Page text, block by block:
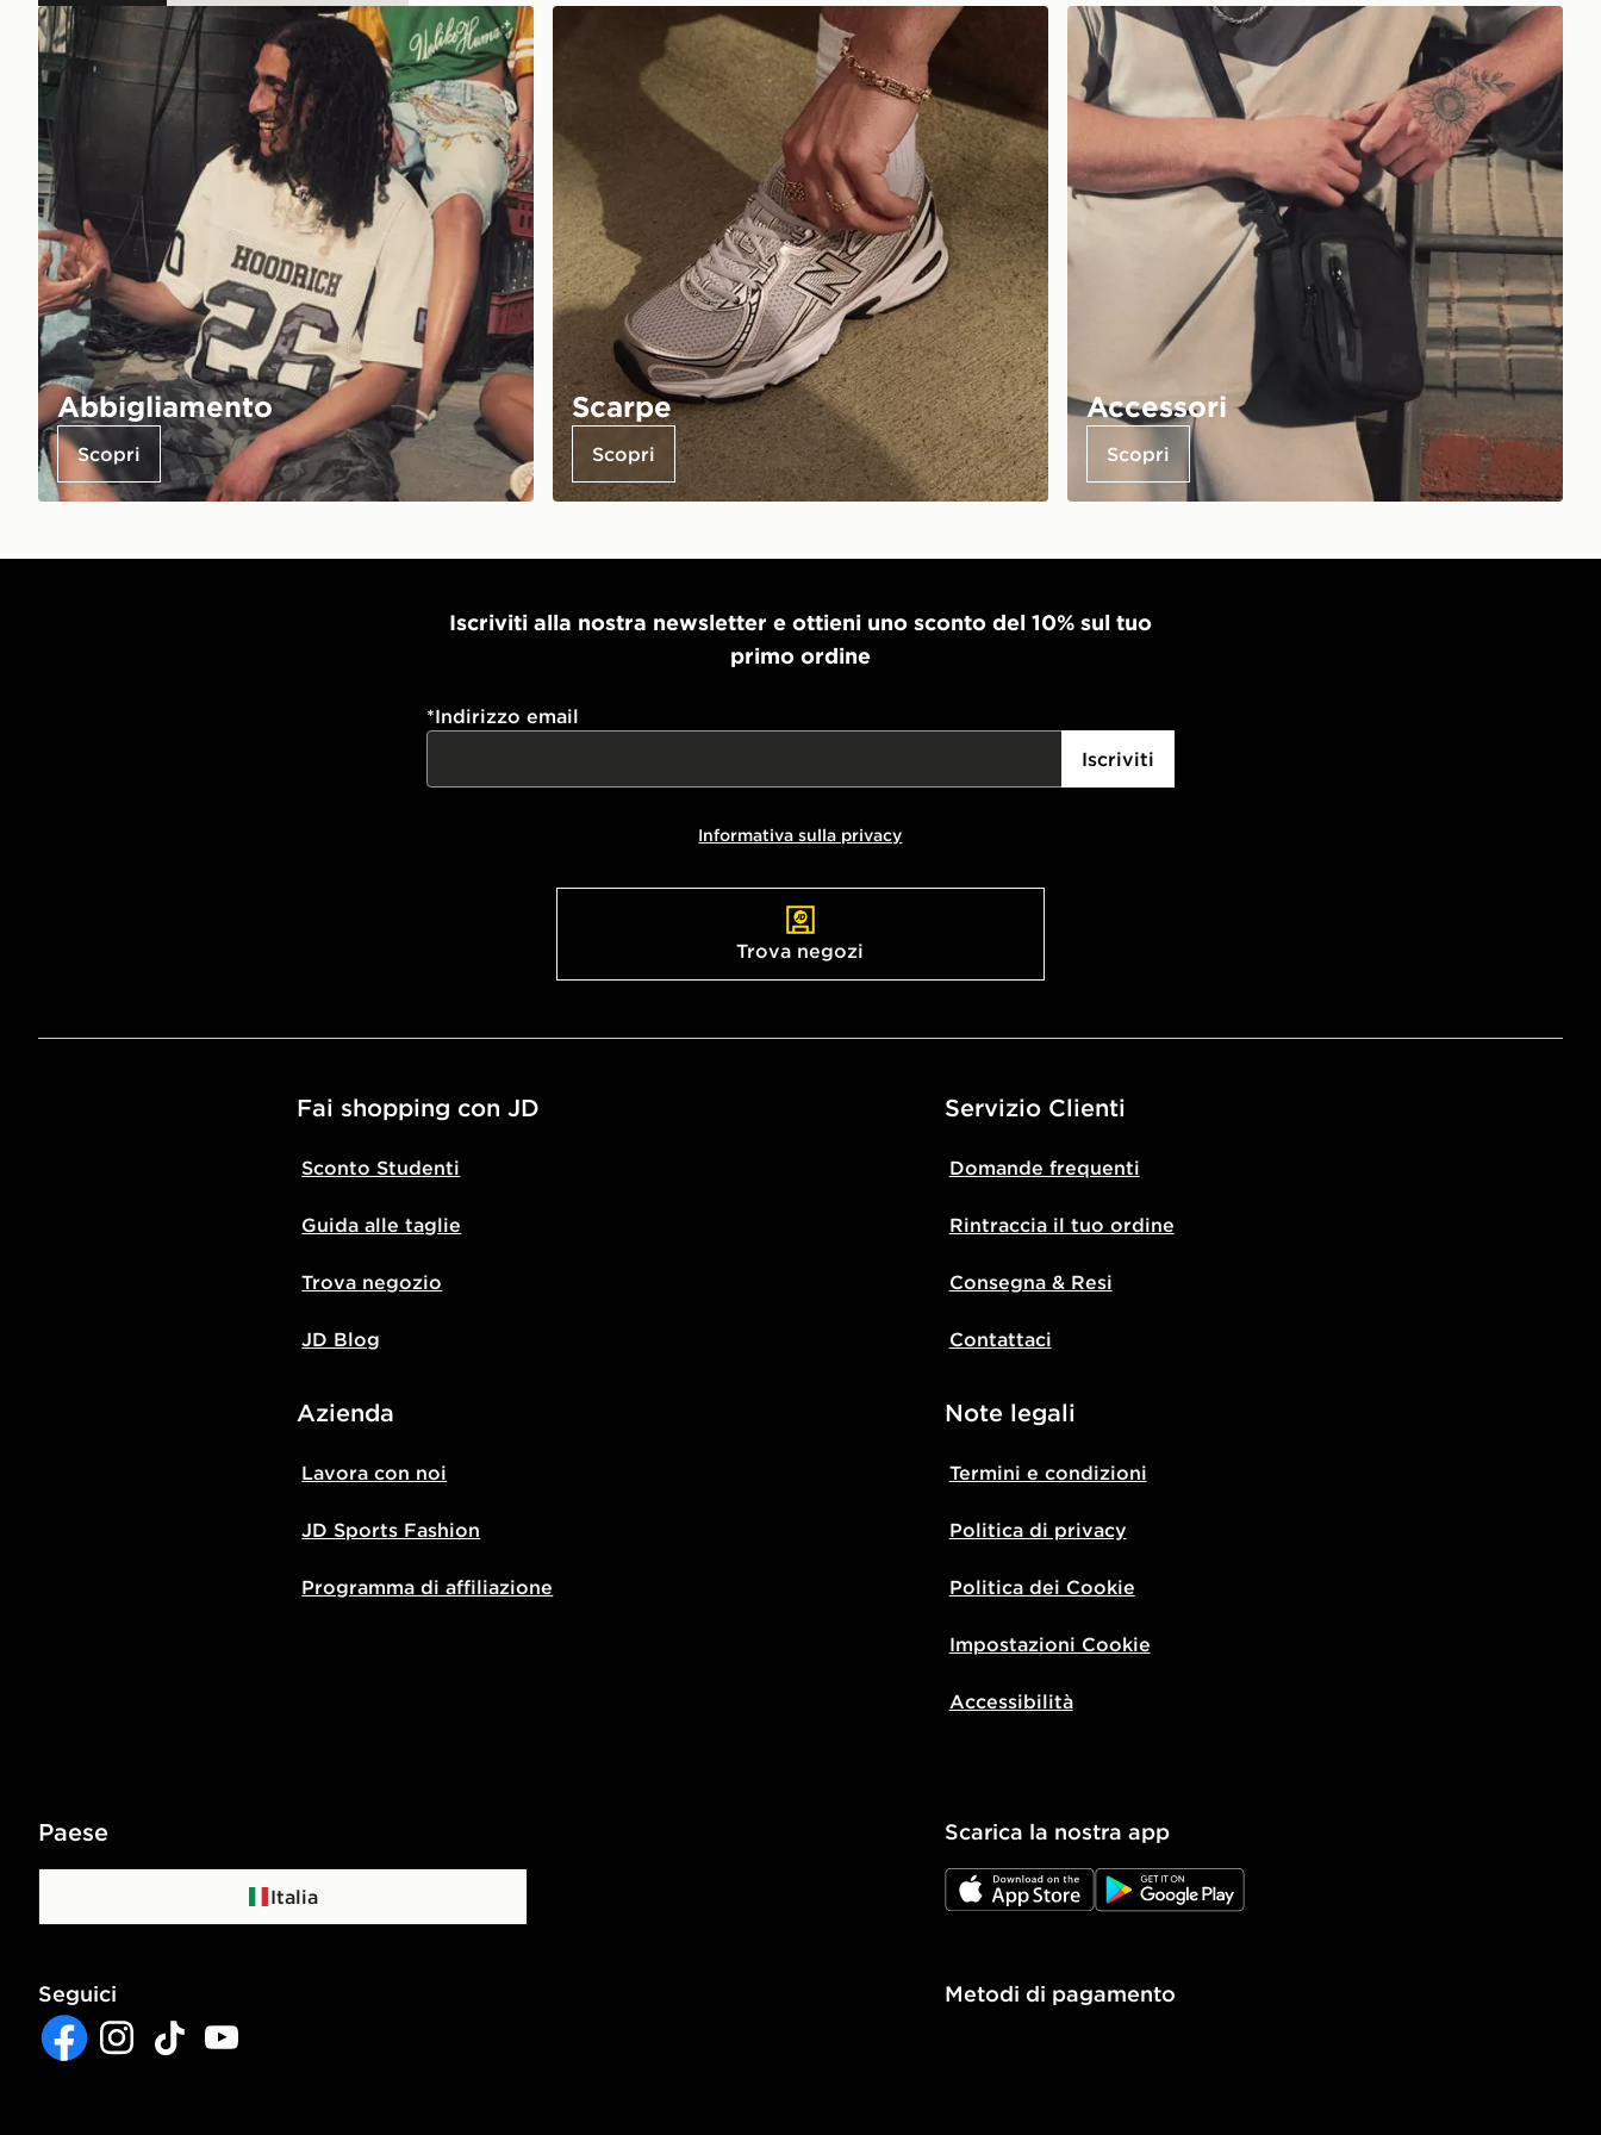
Abbigliamento
Scopri
Scarpe
Scopri
Accessori
Scopri
Iscriviti alla nostra newsletter e ottieni uno sconto del 10% sul tuo
primo ordine
*Indirizzo email
Iscriviti
Informativa sulla privacy
Trova negozi
Fai shopping con JD
Sconto Studenti
Guida alle taglie
Trova negozio
JD Blog
Servizio Clienti
Domande frequenti
Rintraccia il tuo ordine
Consegna & Resi
Contattaci
Azienda
Lavora con noi
JD Sports Fashion
Programma di affiliazione
Note legali
Termini e condizioni
Politica di privacy
Politica dei Cookie
Impostazioni Cookie
Accessibilità
Paese
Italia
Scarica la nostra app
JD App Store JD Google Play
Seguici Metodi di pagamento